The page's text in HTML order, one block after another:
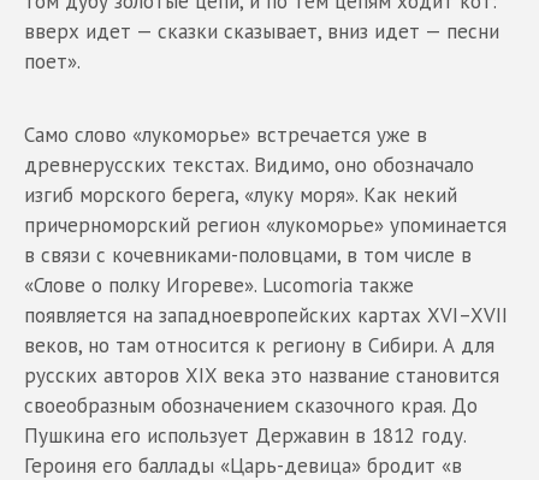
вверх идет — сказки сказывает, вниз идет — песни
поет».
Само слово «лукоморье» встречается уже в
древнерусских текстах. Видимо, оно обозначало
изгиб морского берега, «луку моря». Как некий
причерноморский регион «лукоморье» упоминается
в связи с кочевниками-половцами, в том числе в
«Слове о полку Игореве». Lucomoria также
появляется на западноевропейских картах XVI–XVII
веков, но там относится к региону в Сибири. А для
русских авторов XIX века это название становится
своеобразным обозначением сказочного края. До
Пушкина его использует Державин в 1812 году.
Героиня его баллады «Царь-девица» бродит «в